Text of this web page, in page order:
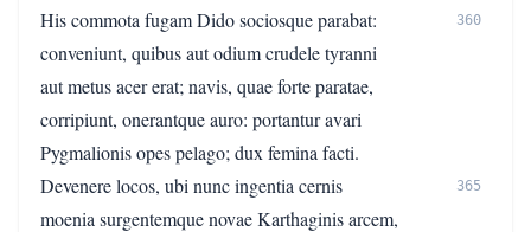
His commota fugam Dido sociosque parabat:
360
conveniunt, quibus aut odium crudele tyranni
aut metus acer erat; navis, quae forte paratae,
corripiunt, onerantque auro: portantur avari
Pygmalionis opes pelago; dux femina facti.
Devenere locos, ubi nunc ingentia cernis
365
moenia surgentemque novae Karthaginis arcem,